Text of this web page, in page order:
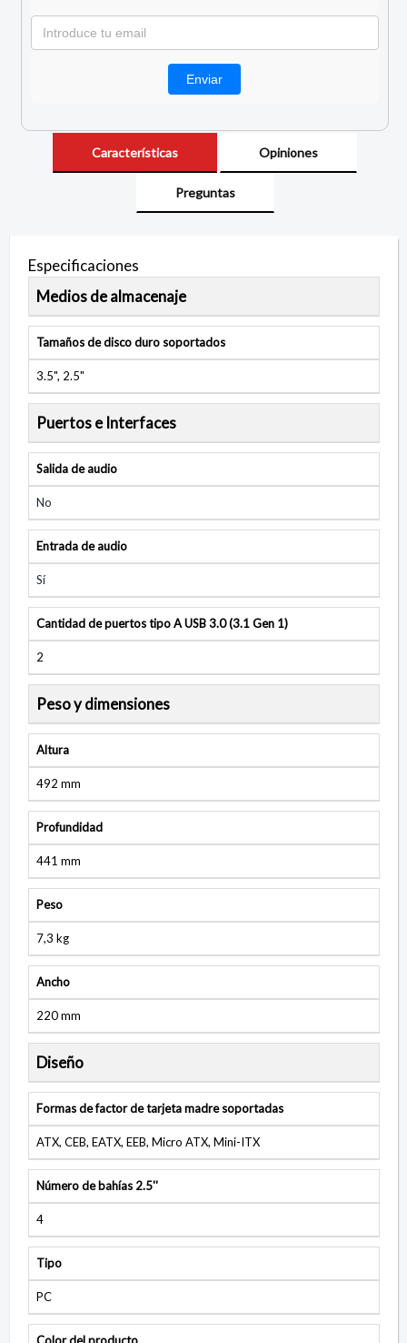
Características Opiniones
Preguntas
Especificaciones
Medios de almacenaje
Tamaños de disco duro soportados
3.5", 2.5"
Puertos e Interfaces
Salida de audio
No
Entrada de audio
Sí
Cantidad de puertos tipo A USB 3.0 (3.1 Gen 1)
2
Peso y dimensiones
Altura
492 mm
Profundidad
441 mm
Peso
7,3 kg
Ancho
220 mm
Diseño
Formas de factor de tarjeta madre soportadas
ATX, CEB, EATX, EEB, Micro ATX, Mini-ITX
Número de bahías 2.5''
4
Tipo
PC
Color del producto